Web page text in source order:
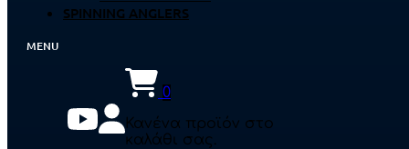
SPINNING ANGLERS
0
Κανένα προϊόν στο
καλάθι σας.